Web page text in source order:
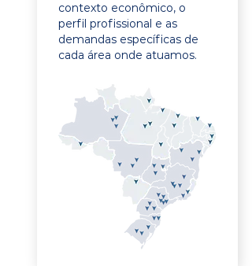
contexto econômico, o
perfil profissional e as
demandas específicas de
cada área onde atuamos.